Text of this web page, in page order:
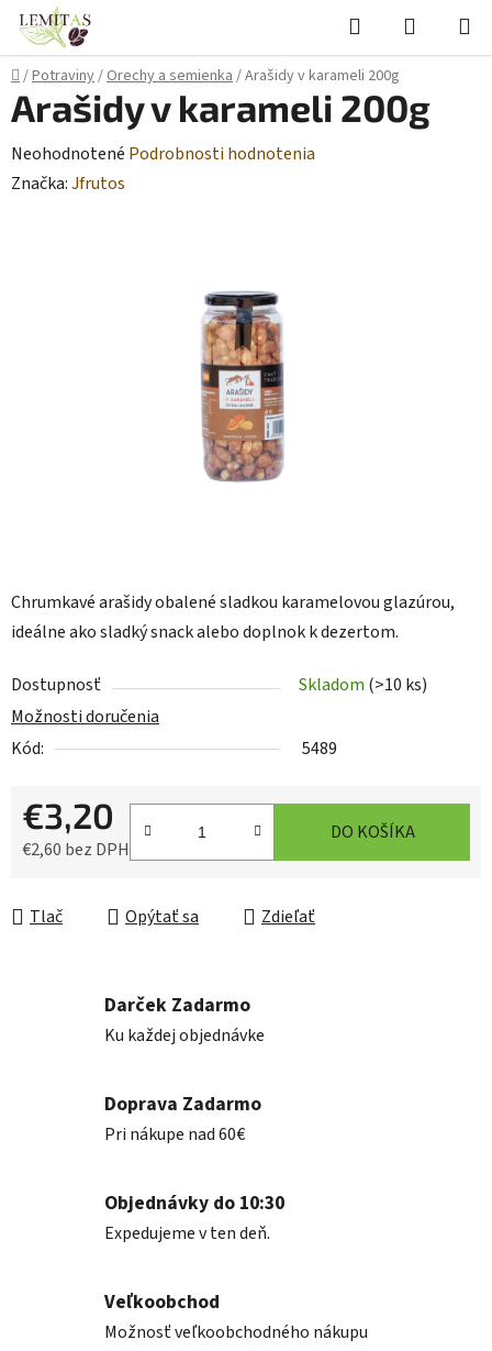
Prejsť
obsah
Hľadať
KOŠÍK
Domov
/Potraviny/Orechy a semienka/Arašidy v karameli 200g
Chrumkavé arašidy obalené sladkou karamelovou glazúrou,
ideálne ako sladký snack alebo doplnok k dezertom.
Dostupnosť Skladom (>10 ks)
Možnosti doručenia
Kód:
5489
€3,20
€2,60 bez DPH
DO KOŠÍKA
Tlač Opýtať sa Zdieľať
Arašidy v karameli 200g
Priemerné
hodnotenie
Neohodnotené Podrobnosti hodnotenia
Značka:Jfrutos
Darček Zadarmo
Ku každej objednávke
Doprava Zadarmo
Pri nákupe nad 60€
Objednávky do 10:30
Expedujeme v ten deň.
Veľkoobchod
Možnosť veľkoobchodného nákupu